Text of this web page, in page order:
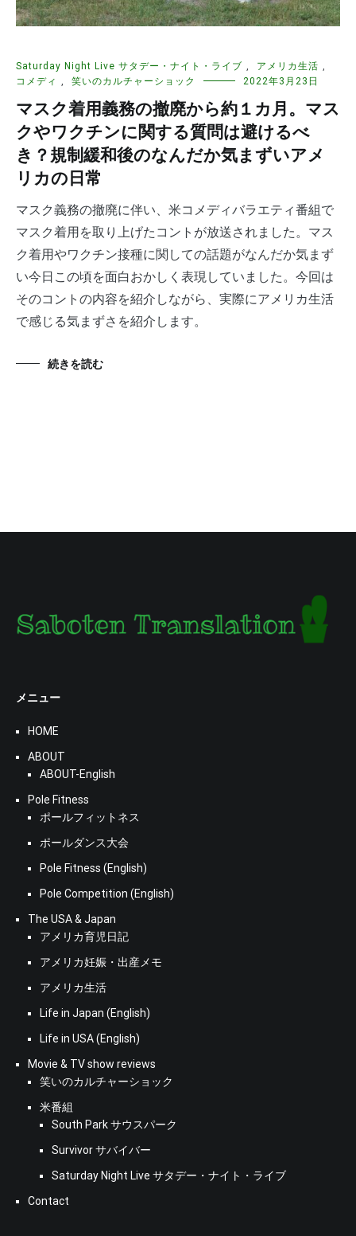
Saturday Night Live サタデー・ナイト・ライブ , アメリカ生活 ,
コメディ , 笑いのカルチャーショック 2022年3月23日
マスク着用義務の撤廃から約１カ月。マス
クやワクチンに関する質問は避けるべ
き？規制緩和後のなんだか気まずいアメ
リカの日常
マスク義務の撤廃に伴い、米コメディバラエティ番組で
マスク着用を取り上げたコントが放送されました。マス
ク着用やワクチン接種に関しての話題がなんだか気まず
い今日この頃を面白おかしく表現していました。今回は
そのコントの内容を紹介しながら、実際にアメリカ生活
で感じる気まずさを紹介します。
続きを読む
メニュー
HOME
ABOUT
ABOUT-English
Pole Fitness
ポールフィットネス
ポールダンス大会
Pole Fitness (English)
Pole Competition (English)
The USA & Japan
アメリカ育児日記
アメリカ妊娠・出産メモ
アメリカ生活
Life in Japan (English)
Life in USA (English)
Movie & TV show reviews
笑いのカルチャーショック
米番組
South Park サウスパーク
Survivor サバイバー
Saturday Night Live サタデー・ナイト・ライブ
Contact